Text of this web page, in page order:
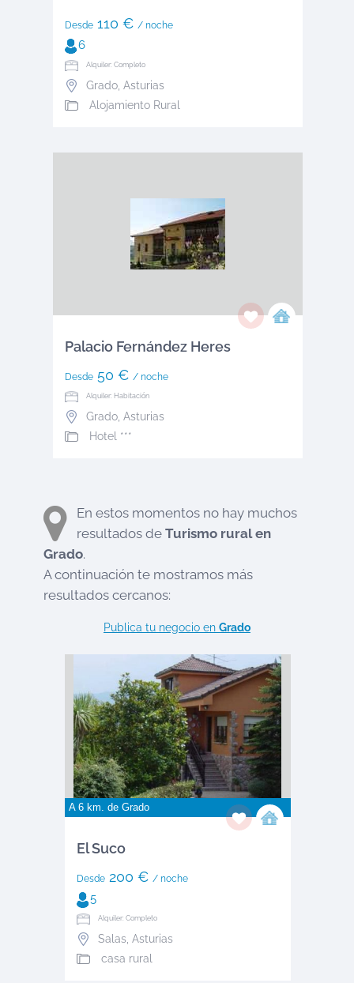
Desde110 € / noche
6
Alquiler: Completo
Grado, Asturias
Alojamiento Rural
Palacio Fernández Heres
Desde50 € / noche
Alquiler: Habitación
Grado, Asturias
Hotel ***
En estos momentos no hay muchos
resultados de Turismo rural en
Grado.
A continuación te mostramos más
resultados cercanos:
Publica tu negocio en Grado
A 6 km. de Grado
El Suco
Desde200 € / noche
5
Alquiler: Completo
Salas, Asturias
casa rural